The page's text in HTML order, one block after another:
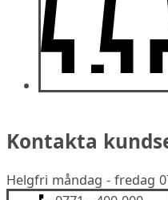
Kontakta
Helgfri måndag - fredag